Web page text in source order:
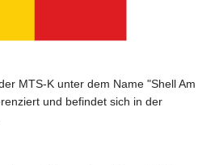
MTS-K unter dem Name "Shell Am
und befindet sich in der